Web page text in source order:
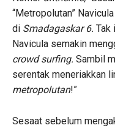
“Metropolutan”
di Smadagaskar 6. Tak
Navicula semakin
crowd surfing. Sambil
serentak meneriakkan
metropolutan!”
Sesaat sebelum